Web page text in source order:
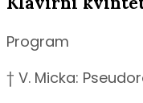
Program
† V. Micka: